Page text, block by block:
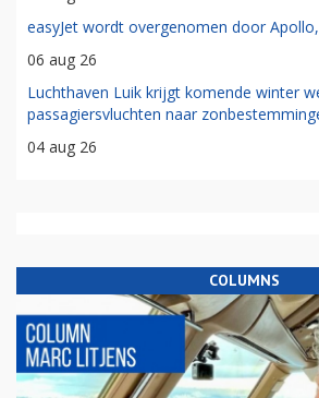
easyJet wordt overgenomen door
06 aug 26
Luchthaven Luik krijgt komende winter
passagiersvluchten naar
04 aug 26
COLUMNS